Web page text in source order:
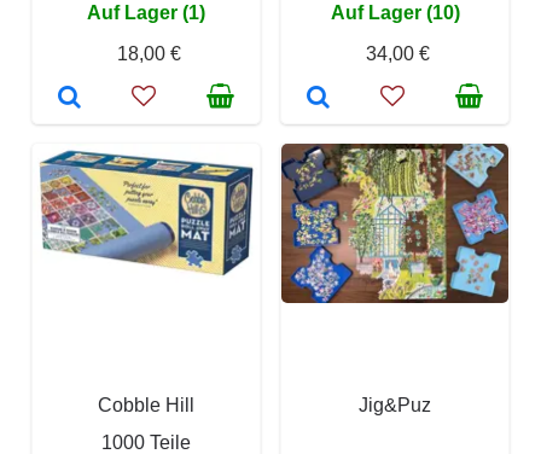
Auf Lager (1)
18,00 €
Auf Lager (10)
34,00 €
Cobble Hill
1000 Teile
Jig&Puz